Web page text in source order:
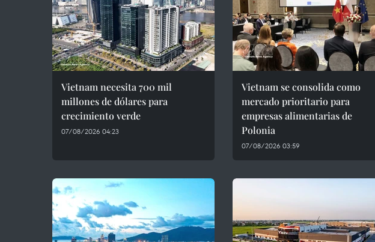
Vietnam necesita 700 mil
millones de dólares para
crecimiento verde
07/08/2026 04:23
Vietnam se consolida como
mercado prioritario para
empresas alimentarias de
Polonia
07/08/2026 03:59